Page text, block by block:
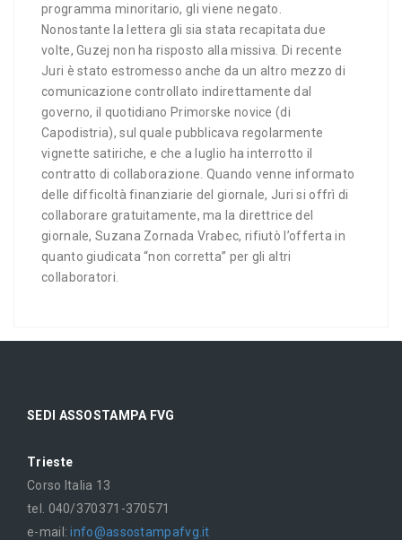
programma minoritario, gli viene negato.
Nonostante la lettera gli sia stata recapitata due
volte, Guzej non ha risposto alla missiva. Di recente
Juri è stato estromesso anche da un altro mezzo di
comunicazione controllato indirettamente dal
governo, il quotidiano Primorske novice (di
Capodistria), sul quale pubblicava regolarmente
vignette satiriche, e che a luglio ha interrotto il
contratto di collaborazione. Quando venne informato
delle difficoltà finanziarie del giornale, Juri si offrì di
collaborare gratuitamente, ma la direttrice del
giornale, Suzana Zornada Vrabec, rifiutò l’offerta in
quanto giudicata “non corretta” per gli altri
collaboratori.
SEDI ASSOSTAMPA FVG
Trieste
Corso Italia 13
tel. 040/370371-370571
e-mail:info@assostampafvg.it